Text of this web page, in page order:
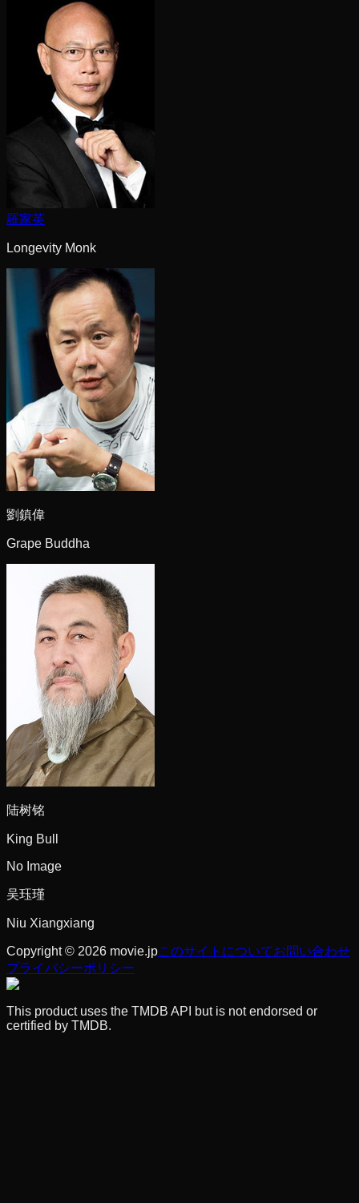
羅家英
Longevity Monk
劉鎮偉
Grape Buddha
陆树铭
King Bull
No Image
吴珏瑾
Niu Xiangxiang
Copyright © 2026 movie.jpこのサイトについてお問い合わせ
プライバシーポリシー
This product uses the TMDB API but is not endorsed or
certified by TMDB.